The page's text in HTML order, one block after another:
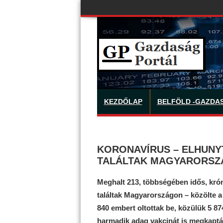
KEZDŐLAP BELFÖLD -
KORONAVÍRUS –
TALÁLTAK
Meghalt 213, többségében idős,
találtak Magyarországon – közölte
840 embert oltottak be, közülük 5
harmadik adag vakcinát is